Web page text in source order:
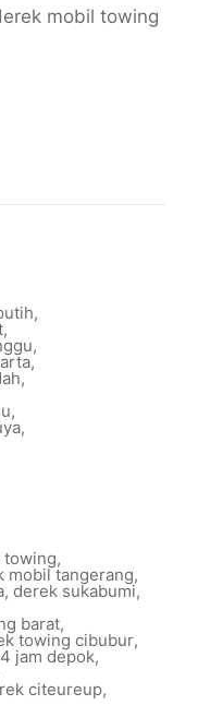
mobil towing
,
,
,
,
,
,
,
towing,
mobil tangerang,
, derek sukabumi,
barat,
towing cibubur,
jam depok,
citeureup,